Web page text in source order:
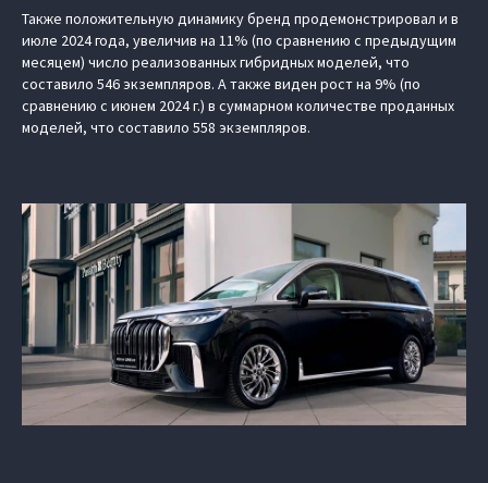
Также положительную динамику бренд продемонстрировал и в
июле 2024 года, увеличив на 11% (по сравнению с предыдущим
месяцем) число реализованных гибридных моделей, что
составило 546 экземпляров. А также виден рост на 9% (по
сравнению с июнем 2024 г.) в суммарном количестве проданных
моделей, что составило 558 экземпляров.